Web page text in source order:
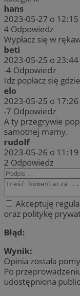
hans
2023-05-27 o 12:15
4 Odpowiedz
Wypłacz się w
beti
2023-05-25 o 23:44
-4 Odpowiedz
Idz popłacz się
elo
2023-05-25 o 17:26
-7 Odpowiedz
A ty przegrywie
samotnej mamy.
rudolf
2023-05-26 o 11:19
2 Odpowiedz
Akceptuję
oraz politykę
Błąd:
Wynik:
Opinia została
Po
udostępniona